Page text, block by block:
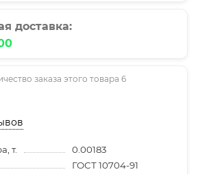
доставка:
заказа этого товара 6
т.
0.00183
ГОСТ 10704-91